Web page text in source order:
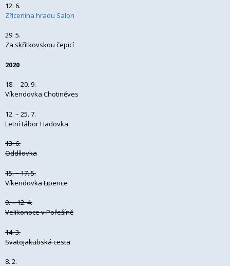
12. 6.
Zřícenina hradu Salon
29. 5.
Za skřítkovskou čepicí
2020
18. – 20. 9.
Víkendovka Chotiněves
12. – 25. 7.
Letní tábor Hadovka
13. 6.
Oddílovka
15. – 17. 5.
Víkendovka Lipence
9. – 12. 4.
Velikonoce v Pořešíně
14. 3.
Svatojakubská cesta
8. 2.